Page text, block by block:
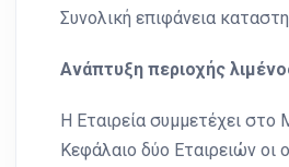
Συνολική επιφάνεια
Ανάπτυξη περιοχής
Η Εταιρεία συμμετέχει στο
Κεφάλαιο δύο Εταιρειών οι